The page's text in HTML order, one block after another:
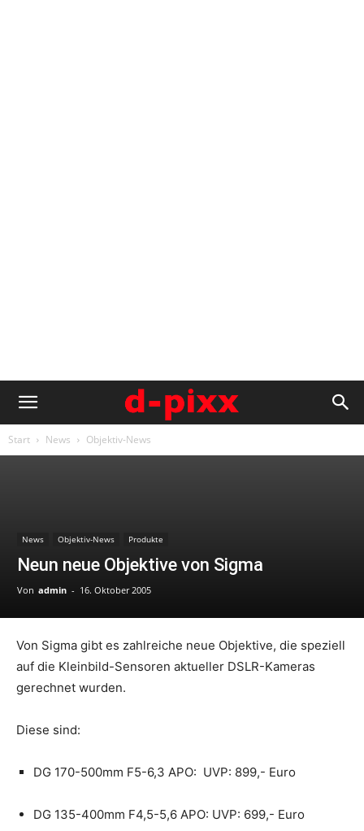
Start News Objektiv-News
News Objektiv-News Produkte
Neun neue Objektive von Sigma
Von admin - 16. Oktober 2005
Von Sigma gibt es zahlreiche neue Objektive, die speziell
auf die Kleinbild-Sensoren aktueller DSLR-Kameras
gerechnet wurden.
Diese sind:
DG 170-500mm F5-6,3 APO: UVP: 899,- Euro
DG 135-400mm F4,5-5,6 APO: UVP: 699,- Euro